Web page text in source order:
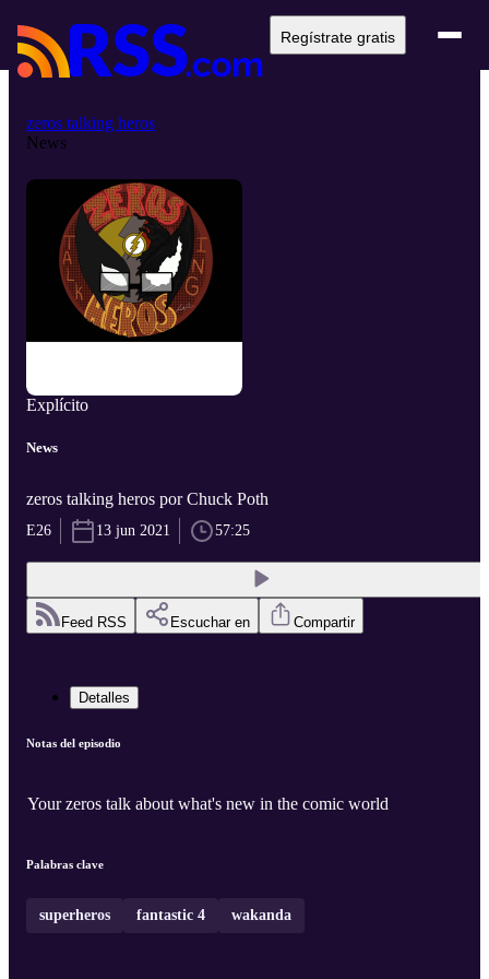
Regístrate gratis
zeros talking heros
News
Explícito
News
zeros talking heros por Chuck Poth
E26 13 jun 2021 57:25
Feed RSS Escuchar en Compartir
Detalles
Notas del episodio
Your zeros talk about what's new in the comic world
Palabras clave
superheros fantastic 4 wakanda